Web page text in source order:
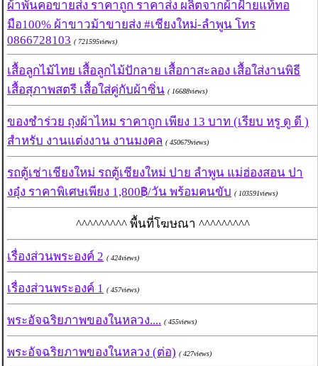
ผ้าพันคอขายส่ง ราคาถูก ราคาส่ง ผลิตจากผ้าฝ้ายแท้ทอ
มือ100% ผ้าขาวม้าขายส่ง #เชียงใหม่-ลำพูน โทร
0866728103 ( 721595views)
เสื้อลูกไม้ไทย เสื้อลูกไม้ปักลาย เสื้อกาสะลอง เสื้อใส่งานพิธี
เสื้อสุภาพสตรี เสื้อใส่คู่กับผ้าซิ่น ( 16688views)
ของชำร่วย ถุงผ้าไหม ราคาถูก เพียง 13 บาท (เรียบ หรู ดู ดี )
สำหรับ งานแต่งงาน งานมงคล ( 450679views)
รถตู้เช่าเชียงใหม่ รถตู้เชียงใหม่ ปาย ลำพูน แม่ฮ่องสอน ปา
งอุ๋ง ราคาพิเศษเพียง 1,800฿/วัน พร้อมคนขับ ( 103591views)
^^^^^^^^^ พื้นที่โฆษณา ^^^^^^^^^
เรื่องส่วนพระองค์ 2 ( 424views)
เรื่องส่วนพระองค์ 1 ( 457views)
พระอัจฉริยภาพของในหลวง.... ( 455views)
พระอัจฉริยภาพของในหลวง (ต่อ) ( 427views)